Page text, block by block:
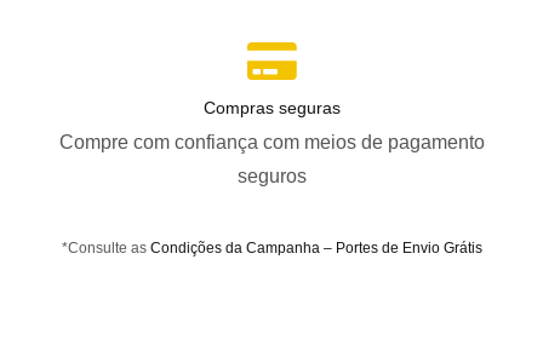
Compras seguras
Compre com confiança com meios de pagamento
seguros
*Consulte as Condições da Campanha – Portes de Envio Grátis